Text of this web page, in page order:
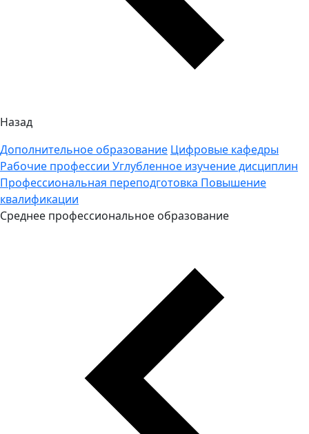
Назад
Дополнительное образование Цифровые кафедры
Рабочие профессии Углубленное изучение дисциплин
Профессиональная переподготовка Повышение
квалификации
Среднее профессиональное образование